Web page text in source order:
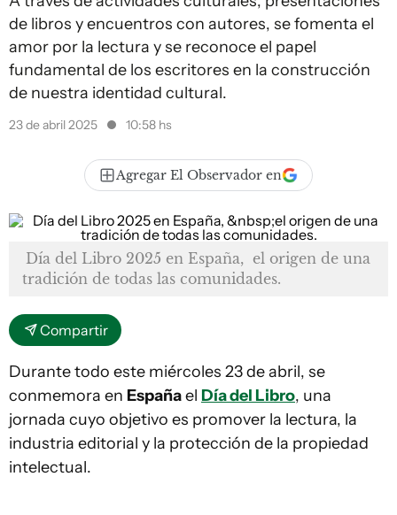
de libros y encuentros con autores, se fomenta el
amor por la lectura y se reconoce el papel
fundamental de los escritores en la construcción
de nuestra identidad cultural.
23 de abril 2025 10:58 hs
Agregar El Observador en
Día del Libro 2025 en España, el origen de una
tradición de todas las comunidades.
Compartir
Durante todo este miércoles 23 de abril, se
conmemora en Españael Día del Libro, una
jornada cuyo objetivo es promover la lectura, la
industria editorial y la protección de la propiedad
intelectual.